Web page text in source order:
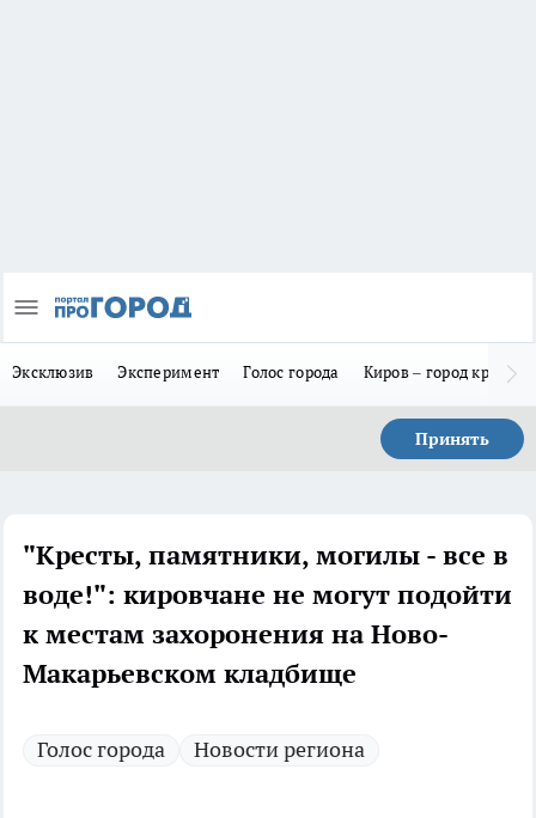
Эксклюзив Эксперимент Голос города Киров – город
Принять
"Кресты, памятники, могилы - все в
воде!": кировчане не могут подойти
к местам захоронения на Ново-
Макарьевском кладбище
Голос города Новости региона